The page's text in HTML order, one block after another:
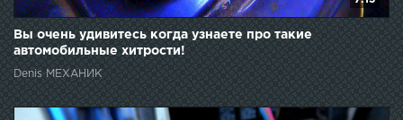
Вы очень удивитесь когда узнаете про такие
автомобильные хитрости!
Denis МЕХАНИК